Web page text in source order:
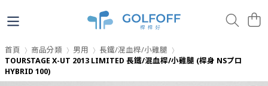
首頁 商品分類 男用
長鐵/混血桿/小雞腿
TOURSTAGE X-UT 2013 LIMITED 長鐵/混血桿/小雞腿 (桿身 NSプロ
HYBRID 100)